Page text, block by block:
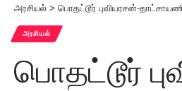
அரசியல் > பொதட்டூர் புவியரசன்-தாட்சாயணி இணையருக்கு தமிழர்
அரசியல்
பொதட்டூர்